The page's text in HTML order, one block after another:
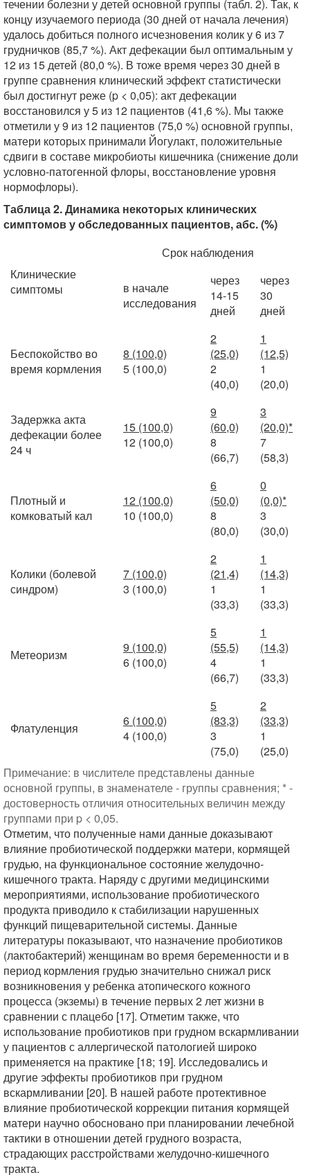
течении болезни у детей основной группы (табл. 2). Так, к
концу изучаемого периода (30 дней от начала лечения)
удалось добиться полного исчезновения колик у 6 из 7
грудничков (85,7 %). Акт дефекации был оптимальным у
12 из 15 детей (80,0 %). В тоже время через 30 дней в
группе сравнения клинический эффект статистически
был достигнут реже (p < 0,05): акт дефекации
восстановился у 5 из 12 пациентов (41,6 %). Мы также
отметили у 9 из 12 пациентов (75,0 %) основной группы,
матери которых принимали Йогулакт, положительные
сдвиги в составе микробиоты кишечника (снижение доли
условно-патогенной флоры, восстановление уровня
нормофлоры).
Таблица 2. Динамика некоторых клинических
симптомов у обследованных пациентов, абс. (%)
Клинические
симптомы
Срок наблюдения
в начале
исследования
через
14-15
дней
через
30
дней
Беспокойство во
время кормления
8 (100,0)
5 (100,0)
2
(25,0)
2
(40,0)
1
(12,5)
1
(20,0)
Задержка акта
дефекации более
24 ч
15 (100,0)
12 (100,0)
9
(60,0)
8
(66,7)
3
(20,0)*
7
(58,3)
Плотный и
комковатый кал
12 (100,0)
10 (100,0)
6
(50,0)
8
(80,0)
0
(0,0)*
3
(30,0)
Колики (болевой
синдром)
7 (100,0)
3 (100,0)
2
(21,4)
1
(33,3)
1
(14,3)
1
(33,3)
Метеоризм
9 (100,0)
6 (100,0)
5
(55,5)
4
(66,7)
1
(14,3)
1
(33,3)
Флатуленция
6 (100,0)
4 (100,0)
5
(83,3)
3
(75,0)
2
(33,3)
1
(25,0)
Примечание: в числителе представлены данные
основной группы, в знаменателе - группы сравнения; * -
достоверность отличия относительных величин между
группами при p < 0,05.
Отметим, что полученные нами данные доказывают
влияние пробиотической поддержки матери, кормящей
грудью, на функциональное состояние желудочно-
кишечного тракта. Наряду с другими медицинскими
мероприятиями, использование пробиотического
продукта приводило к стабилизации нарушенных
функций пищеварительной системы. Данные
литературы показывают, что назначение пробиотиков
(лактобактерий) женщинам во время беременности и в
период кормления грудью значительно снижал риск
возникновения у ребенка атопического кожного
процесса (экземы) в течение первых 2 лет жизни в
сравнении с плацебо [17]. Отметим также, что
использование пробиотиков при грудном вскармливании
у пациентов с аллергической патологией широко
применяется на практике [18; 19]. Исследовались и
другие эффекты пробиотиков при грудном
вскармливании [20]. В нашей работе протективное
влияние пробиотической коррекции питания кормящей
матери научно обосновано при планировании лечебной
тактики в отношении детей грудного возраста,
страдающих расстройствами желудочно-кишечного
тракта.